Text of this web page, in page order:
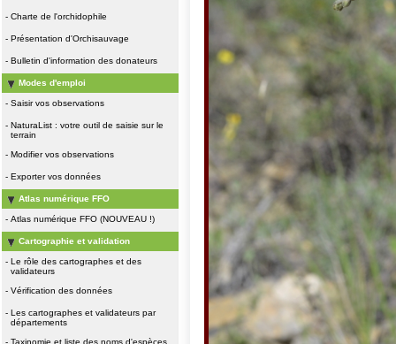
- Charte de l'orchidophile
- Présentation d'Orchisauvage
- Bulletin d'information des donateurs
Modes d'emploi
- Saisir vos observations
- NaturaList : votre outil de saisie sur le
terrain
- Modifier vos observations
- Exporter vos données
Atlas numérique FFO
- Atlas numérique FFO (NOUVEAU !)
Cartographie et validation
- Le rôle des cartographes et des
validateurs
- Vérification des données
- Les cartographes et validateurs par
départements
- Taxinomie et liste des noms d'espèces